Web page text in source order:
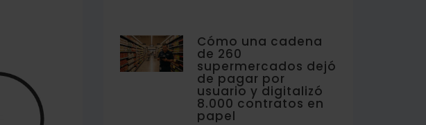
Cómo una cadena
de 260
supermercados dejó
de pagar por
usuario y digitalizó
8.000 contratos en
papel